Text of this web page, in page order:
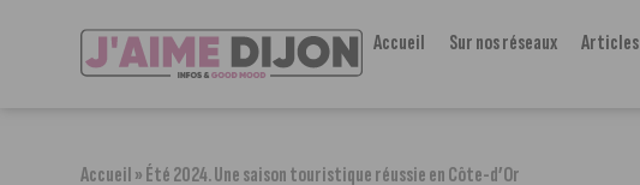
Accueil Sur nos réseaux Articles
Accueil»Été 2024. Une saison touristique réussie en Côte-d’Or